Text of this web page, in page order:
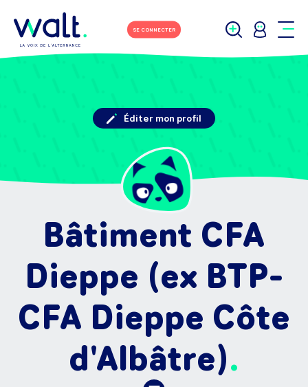
SE CONNECTER
Bâtiment CFA
Dieppe (ex BTP-
CFA Dieppe Côte
d'Albâtre)
Éditer mon profil